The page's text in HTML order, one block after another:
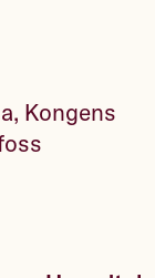
Kongens